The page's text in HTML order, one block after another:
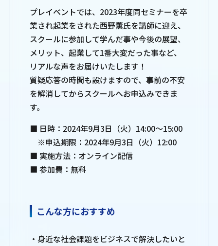
プレイベントでは、2023年度同セミナーを卒
業され起業をされた西野薫氏を講師に迎え、
スクールに参加して学んだ事や今後の展望、
メリット、起業して1番大変だった事など、
リアルな声をお届けいたします！
質疑応答の時間も設けますので、事前の不安
を解消してからスクールへお申込みできま
す。
■ 日時：2024年9月3日（火）14:00～15:00
※申込期限：2024年9月3日（火）12:00
■ 実施方法：オンライン配信
■ 参加費：無料
こんな方におすすめ
・身近な社会課題をビジネスで解決したいと